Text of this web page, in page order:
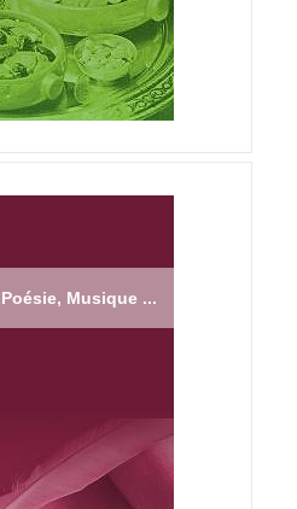
Musique ...